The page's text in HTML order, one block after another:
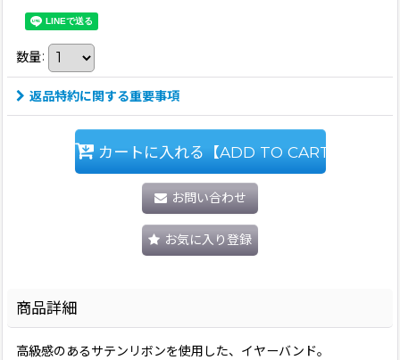
数量:
返品特約に関する重要事項
カートに入れる【ADD TO CART】
お問い合わせ
お気に入り登録
商品詳細
高級感のあるサテンリボンを使用した、イヤーバンド。